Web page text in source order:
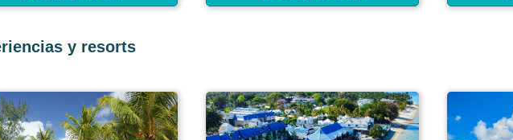
y resorts